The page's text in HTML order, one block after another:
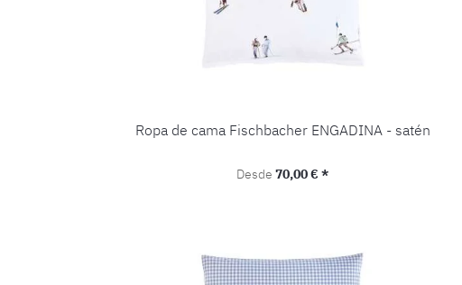
Ropa de cama Fischbacher ENGADINA - satén
Precio normal:
Desde 70,00 € *